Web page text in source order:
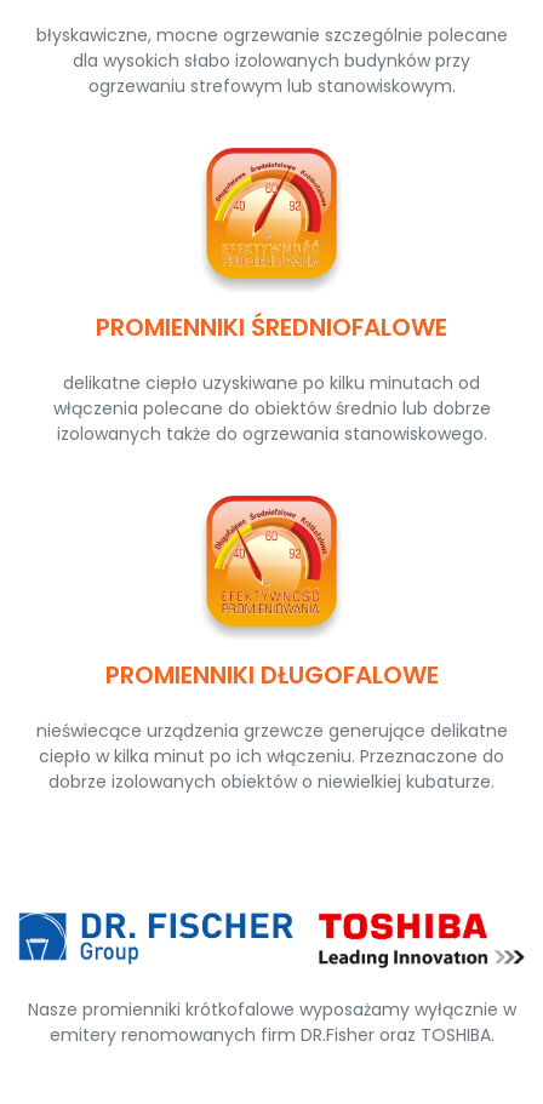
błyskawiczne, mocne ogrzewanie szczególnie polecane
dla wysokich słabo izolowanych budynków przy
ogrzewaniu strefowym lub stanowiskowym.
PROMIENNIKI ŚREDNIOFALOWE
delikatne ciepło uzyskiwane po kilku minutach od
włączenia polecane do obiektów średnio lub dobrze
izolowanych także do ogrzewania stanowiskowego.
PROMIENNIKI DŁUGOFALOWE
nieświecące urządzenia grzewcze generujące delikatne
ciepło w kilka minut po ich włączeniu. Przeznaczone do
dobrze izolowanych obiektów o niewielkiej kubaturze.
Nasze promienniki krótkofalowe wyposażamy wyłącznie w
emitery renomowanych firm DR.Fisher oraz TOSHIBA.